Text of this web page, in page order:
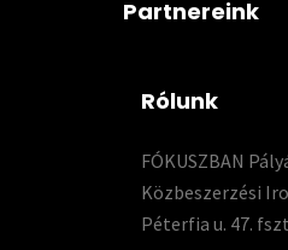
Partnereink
Rólunk
FÓKUSZBAN
Közbeszerzési
Péterfia u. 47.